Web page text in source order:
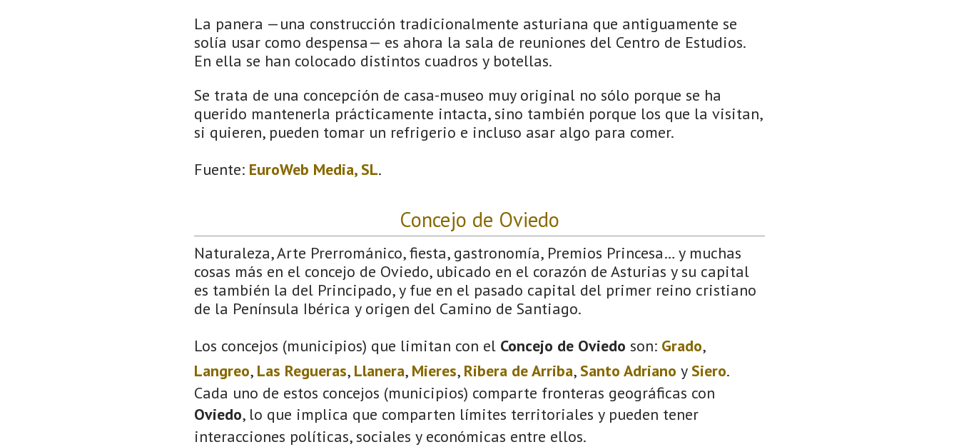
La panera —una construcción tradicionalmente asturiana que antiguamente se
solía usar como despensa— es ahora la sala de reuniones del Centro de Estudios.
En ella se han colocado distintos cuadros y botellas.
Se trata de una concepción de casa-museo muy original no sólo porque se ha
querido mantenerla prácticamente intacta, sino también porque los que la visitan,
si quieren, pueden tomar un refrigerio e incluso asar algo para comer.
Fuente: EuroWeb Media, SL.
Concejo de Oviedo
Naturaleza, Arte Prerrománico, fiesta, gastronomía, Premios Princesa… y muchas
cosas más en el concejo de Oviedo, ubicado en el corazón de Asturias y su capital
es también la del Principado, y fue en el pasado capital del primer reino cristiano
de la Península Ibérica y origen del Camino de Santiago.
Los concejos (municipios) que limitan con el Concejo de Oviedo son: Grado,
Langreo, Las Regueras, Llanera, Mieres, Ribera de Arriba,Santo Adriano ySiero.
Cada uno de estos concejos (municipios) comparte fronteras geográficas con
Oviedo, lo que implica que comparten límites territoriales y pueden tener
interacciones políticas, sociales y económicas entre ellos.